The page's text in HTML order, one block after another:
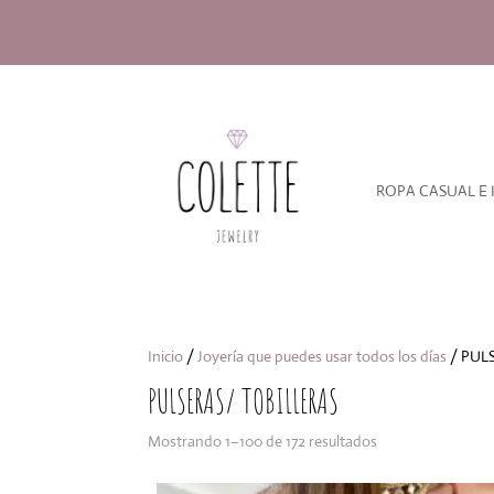
ROPA CASUAL E
Inicio /Joyería que puedes usar todos los días /
PULSERAS/ TOBILLERAS
Mostrando 1–100 de 172 resultados